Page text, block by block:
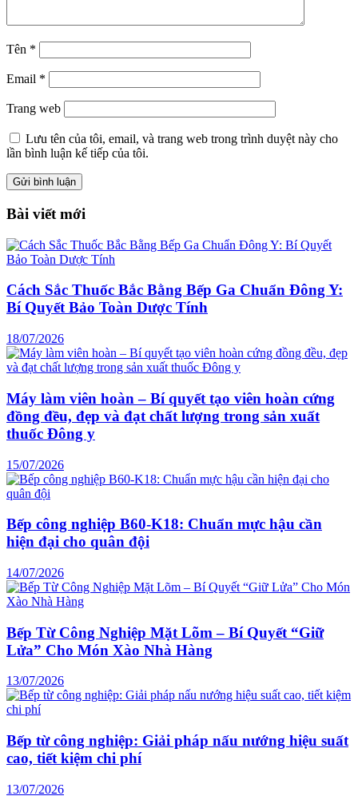
Tên *
Email *
Trang web
Lưu tên của tôi, email, và trang web trong trình duyệt này cho
lần bình luận kế tiếp của tôi.
Bài viết mới
Cách Sắc Thuốc Bắc Bằng Bếp Ga Chuẩn Đông Y:
Bí Quyết Bảo Toàn Dược Tính
18/07/2026
Máy làm viên hoàn – Bí quyết tạo viên hoàn cứng
đồng đều, đẹp và đạt chất lượng trong sản xuất
thuốc Đông y
15/07/2026
Bếp công nghiệp B60-K18: Chuẩn mực hậu cần
hiện đại cho quân đội
14/07/2026
Bếp Từ Công Nghiệp Mặt Lõm – Bí Quyết “Giữ
Lửa” Cho Món Xào Nhà Hàng
13/07/2026
Bếp từ công nghiệp: Giải pháp nấu nướng hiệu suất
cao, tiết kiệm chi phí
13/07/2026